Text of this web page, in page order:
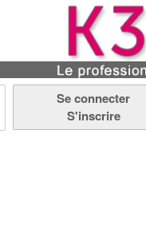
Se connecter
S'inscrire